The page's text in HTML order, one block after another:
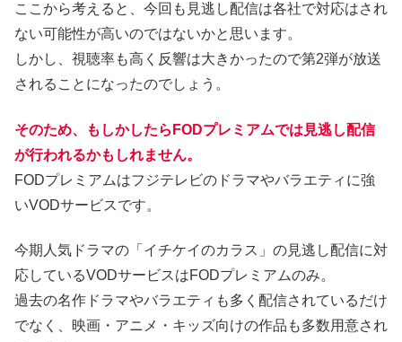
ここから考えると、今回も見逃し配信は各社で対応はされ
ない可能性が高いのではないかと思います。
しかし、視聴率も高く反響は大きかったので第2弾が放送
されることになったのでしょう。
そのため、もしかしたらFODプレミアムでは見逃し配信
が行われるかもしれません。
FODプレミアムはフジテレビのドラマやバラエティに強
いVODサービスです。
今期人気ドラマの「イチケイのカラス」の見逃し配信に対
応しているVODサービスはFODプレミアムのみ。
過去の名作ドラマやバラエティも多く配信されているだけ
でなく、映画・アニメ・キッズ向けの作品も多数用意され